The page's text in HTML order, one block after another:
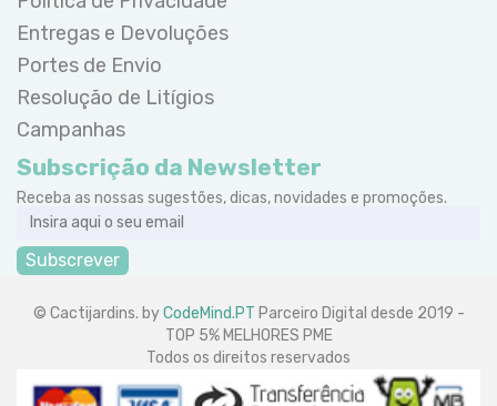
Entregas e Devoluções
Portes de Envio
Resolução de Litígios
Campanhas
Subscrição da Newsletter
Receba as nossas sugestões, dicas, novidades e promoções.
Subscrever
© Cactijardins. byCodeMind.PT Parceiro Digital desde 2019 -
TOP 5% MELHORES PME
Todos os direitos reservados